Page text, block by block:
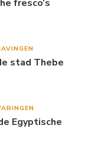
fresco’s
stad Thebe
Egyptische